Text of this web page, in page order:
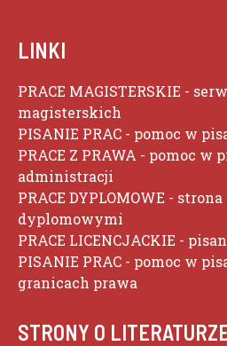
LINKI
PRACE MAGISTERSKIE -
magisterskich
PISANIE PRAC - pomoc w
PRACE Z PRAWA - pomoc w
administracji
PRACE DYPLOMOWE -
dyplomowymi
PRACE LICENCJACKIE -
PISANIE PRAC - pomoc w
granicach prawa
STRONY O